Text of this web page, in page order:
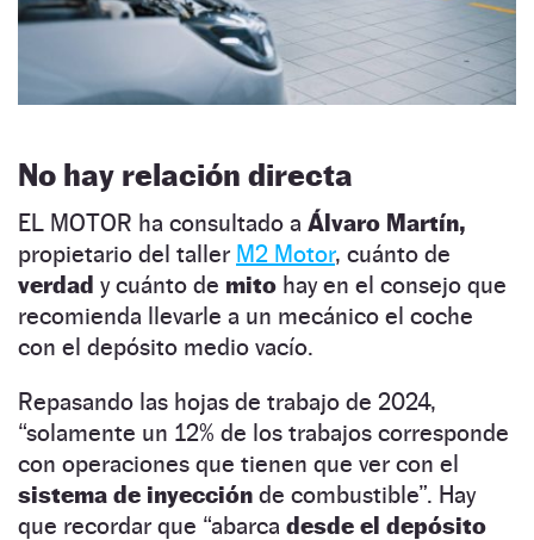
No hay relación directa
EL MOTOR ha consultado a Álvaro Martín,
propietario del taller M2 Motor, cuánto de
verdad y cuánto de mito hay en el consejo que
recomienda llevarle a un mecánico el coche
con el depósito medio vacío.
Repasando las hojas de trabajo de 2024,
“solamente un 12% de los trabajos corresponde
con operaciones que tienen que ver con el
sistema de inyección de combustible”. Hay
que recordar que “abarca desde el depósito